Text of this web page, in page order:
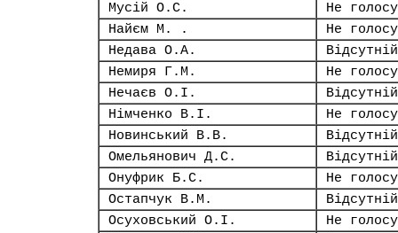
Мусій О.С.
Не
Найєм М. .
Не
Недава О.А.
Відсутній
Немиря Г.М.
Не
Нечаєв О.І.
Відсутній
Німченко В.І.
Не
Новинський В.В.
Відсутній
Омельянович Д.С.
Відсутній
Онуфрик Б.С.
Не
Остапчук В.М.
Відсутній
Осуховський О.І.
Не